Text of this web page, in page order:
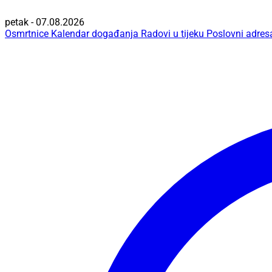
petak - 07.08.2026
Osmrtnice Kalendar događanja Radovi u tijeku Poslovni